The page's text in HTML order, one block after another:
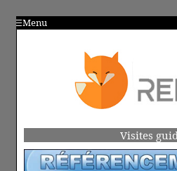
Menu
Visites